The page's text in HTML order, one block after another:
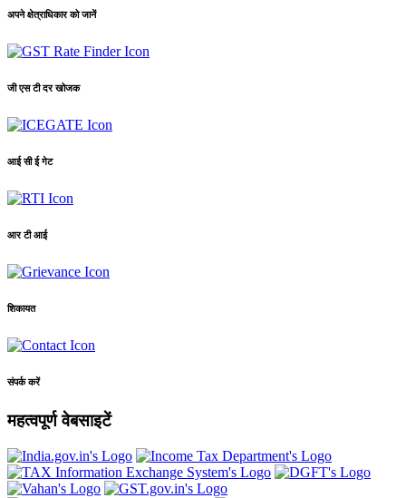
अपने क्षेत्राधिकार को जानें
जी एस टी दर खोजक
आई सी ई गेट
आर टी आई
शिकायत
संपर्क करें
महत्वपूर्ण वेबसाइटें